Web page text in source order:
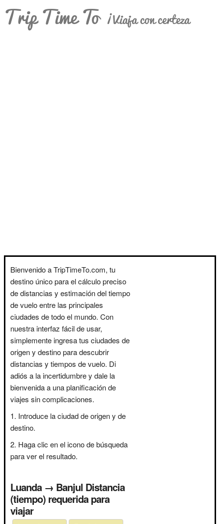
Trip Time To ¡Viaja con certeza
Bienvenido a TripTimeTo.com, tu
destino único para el cálculo preciso
de distancias y estimación del tiempo
de vuelo entre las principales
ciudades de todo el mundo. Con
nuestra interfaz fácil de usar,
simplemente ingresa tus ciudades de
origen y destino para descubrir
distancias y tiempos de vuelo. Di
adiós a la incertidumbre y dale la
bienvenida a una planificación de
viajes sin complicaciones.
Introduce la ciudad de origen y de
destino.
Haga clic en el icono de búsqueda
para ver el resultado.
Luanda → Banjul Distancia
(tiempo) requerida para
viajar